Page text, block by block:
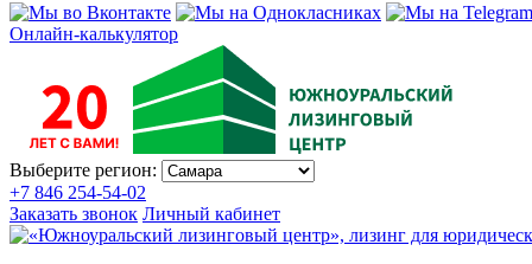
Онлайн-калькулятор
Выберите регион:
+7 846 254-54-02
Заказать звонок Личный кабинет